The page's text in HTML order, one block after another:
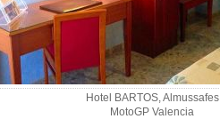
Hotel BARTOS, Almussafes
MotoGP Valencia